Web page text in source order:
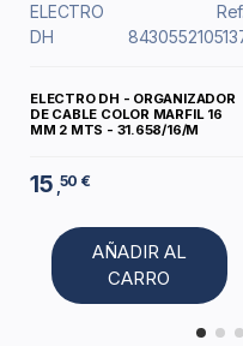
ELECTRO
DH
ELECTRO DH - ORGANIZADOR
DE CABLE COLOR MARFIL 16
MM 2 MTS - 31.658/16/M
15 ,50 €
AÑADIR AL
CARRO